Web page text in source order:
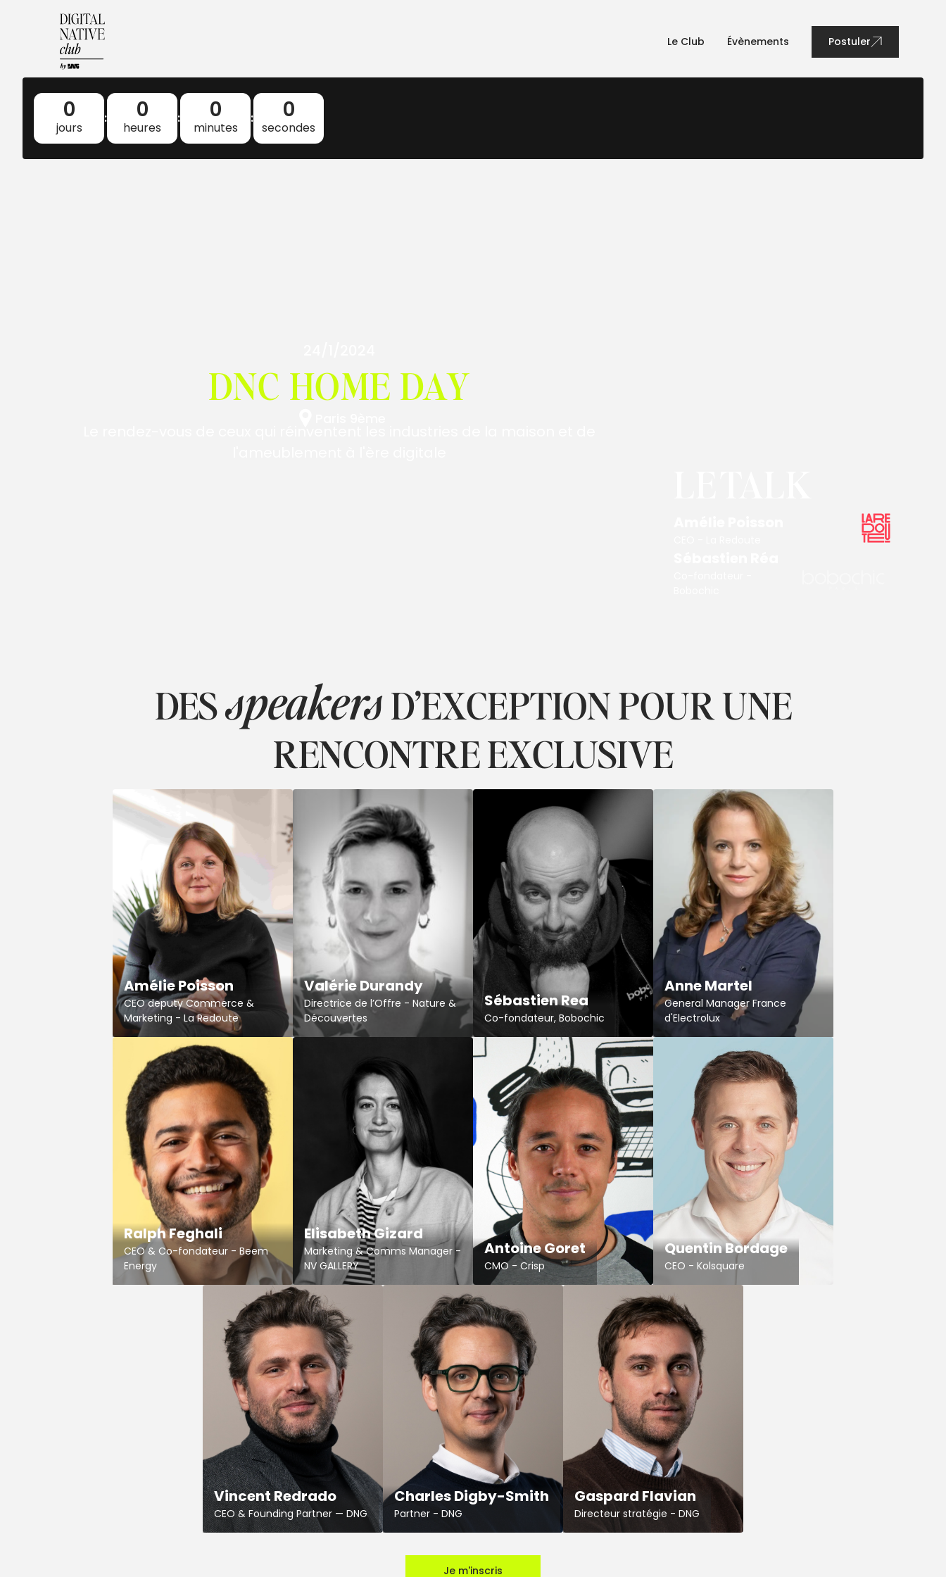
Le Club Évènements Postuler
0
jours
: 0
heures
: 0
minutes
: 0
secondes
DNC HOME DAY
DESspeakersD’EXCEPTION POUR UNE
RENCONTRE EXCLUSIVE
Amélie Poisson
CEO deputy Commerce &
Marketing - La Redoute
Valérie Durandy
Directrice de l’Offre - Nature &
Découvertes
Sébastien Rea
Co-fondateur, Bobochic
Anne Martel
General Manager France
d'Electrolux
Ralph Feghali
CEO & Co-fondateur - Beem
Energy
Elisabeth Gizard
Marketing & Comms Manager -
NV GALLERY
Antoine Goret
CMO - Crisp
Quentin Bordage
CEO - Kolsquare
Vincent Redrado
CEO & Founding Partner — DNG
Charles Digby-Smith
Partner - DNG
Gaspard Flavian
Directeur stratégie - DNG
Je m'inscris